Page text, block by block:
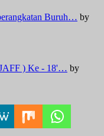
Buruh… by
JAFF ) Ke - 18'… by